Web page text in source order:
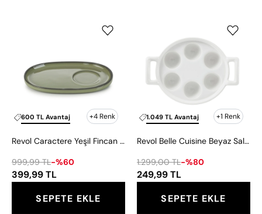
+4 Renk
600 TL Avantaj
Caractere
Fincan
Tabağı
13x8
Revol Caractere Yeşil Fincan Tabağı 13x8 cm
999,99 TL-%60
399,99 TL
SEPETE EKLE
+1 Renk
1.049 TL Avantaj
Cuisine
Beyaz
Salyangoz
Tabağı
Revol Belle Cuisine Beyaz Salyangoz Tabağı
1.299,00 TL-%80
249,99 TL
SEPETE EKLE